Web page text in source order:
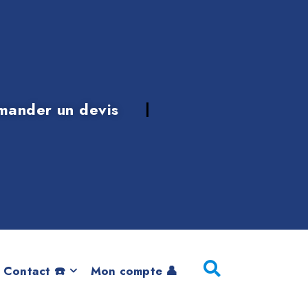
un devis
Contact ☎️ Mon compte 👤